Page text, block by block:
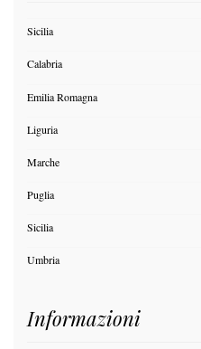
Sicilia
Calabria
Emilia Romagna
Liguria
Marche
Puglia
Sicilia
Umbria
Informazioni